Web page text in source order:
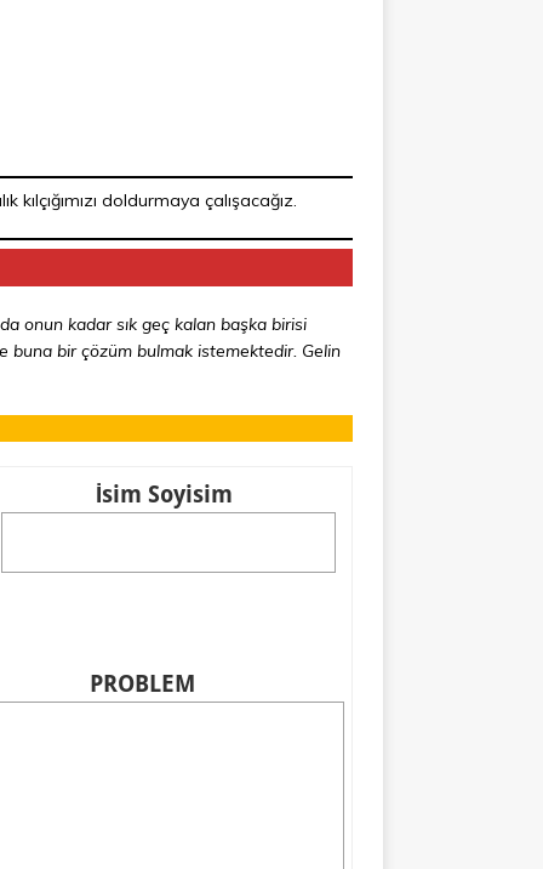
doldurmaya çalışacağız.
onun kadar sık geç kalan başka birisi
buna bir çözüm bulmak istemektedir. Gelin